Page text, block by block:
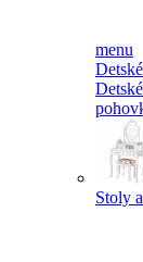
menu
Stoly